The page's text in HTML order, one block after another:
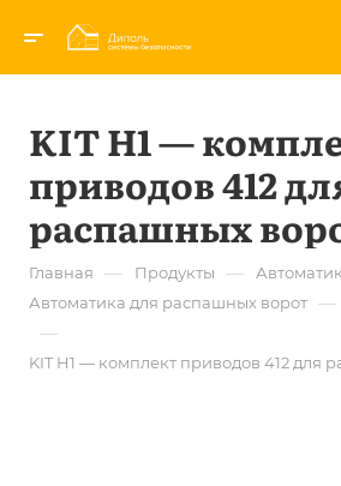
KIT H1 —
приводов 412
распашных
Главная — Продукты —
Автоматика для распашных ворот —
—
KIT H1 — комплект приводов 412 для